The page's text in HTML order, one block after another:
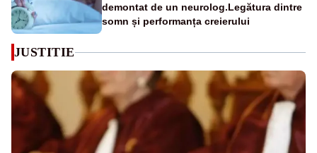
demontat de un neurolog.Legătura dintre
somn și performanța creierului
JUSTITIE